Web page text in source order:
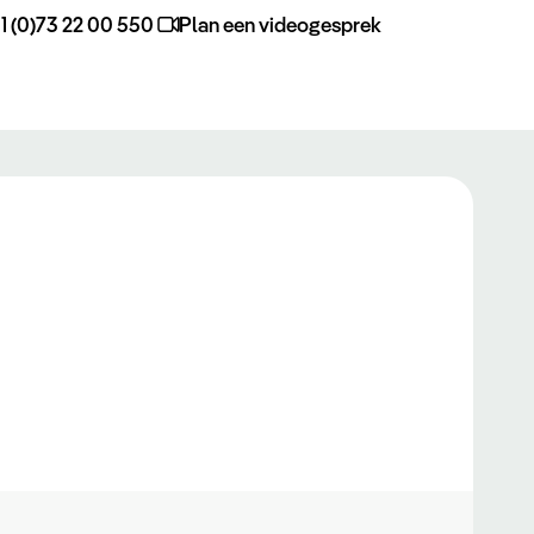
(0)73 22 00 550 Plan een videogesprek